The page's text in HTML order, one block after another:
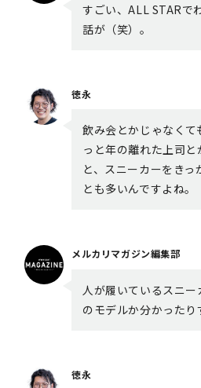
すごい、ALL STARで
話が（笑）。
徳永
飲み会とかじゃなくて
っと年の離れた上司
と、スニーカーをきっ
とも多いんですよね。
メルカリマガジン編集部
人が履いているスニー
のモデルか分かったり
徳永